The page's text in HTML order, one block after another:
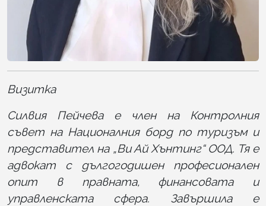
Визитка
Силвия Пейчева е член на Контролния
съвет на Националния борд по туризъм и
представител на „Ви Ай Хънтинг“ ООД. Тя е
адвокат с дългогодишен професионален
опит в правната, финансовата и
управленската сфера. Завършила е